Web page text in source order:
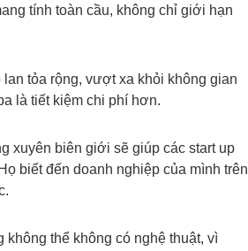
tính toàn cầu, không chỉ giới hạn
tỏa rộng, vượt xa khỏi không gian
là tiết kiệm chi phí hơn.
xuyên biên giới sẽ giúp các start up
biết đến doanh nghiệp của mình trên
không thể không có nghệ thuật, vì